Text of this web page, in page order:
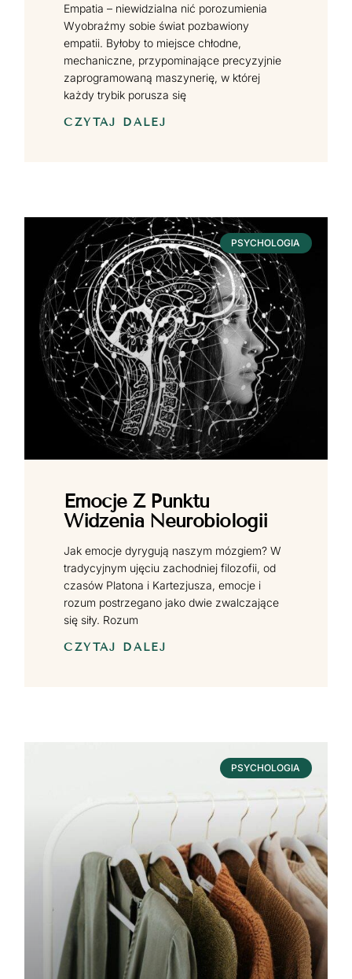
Empatia – niewidzialna nić porozumienia
Wyobraźmy sobie świat pozbawiony
empatii. Byłoby to miejsce chłodne,
mechaniczne, przypominające precyzyjnie
zaprogramowaną maszynerię, w której
każdy trybik porusza się
CZYTAJ DALEJ
PSYCHOLOGIA
Emocje Z Punktu
Widzenia Neurobiologii
Jak emocje dyrygują naszym mózgiem? W
tradycyjnym ujęciu zachodniej filozofii, od
czasów Platona i Kartezjusza, emocje i
rozum postrzegano jako dwie zwalczające
się siły. Rozum
CZYTAJ DALEJ
PSYCHOLOGIA